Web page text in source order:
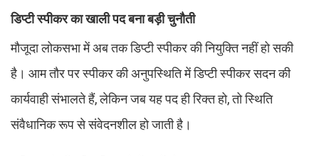
डिप्टी स्पीकर का खाली पद बना बड़ी चुनौती
मौजूदा लोकसभा में अब तक डिप्टी स्पीकर की नियुक्ति नहीं हो सकी
है। आम तौर पर स्पीकर की अनुपस्थिति में डिप्टी स्पीकर सदन की
कार्यवाही संभालते हैं, लेकिन जब यह पद ही रिक्त हो, तो स्थिति
संवैधानिक रूप से संवेदनशील हो जाती है।